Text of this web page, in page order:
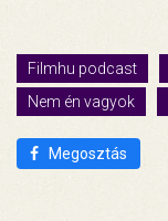
Filmhu podcast
Nem én vagyok
Megosztás